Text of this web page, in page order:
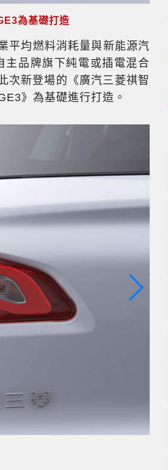
為基礎打造
平均燃料消耗量與新能源汽
主品牌旗下純電或插電混合
次新登場的《廣汽三菱祺智
》為基礎進行打造。